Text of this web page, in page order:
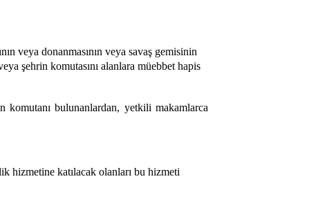
veya donanmasının veya savaş gemisinin
şehrin komutasını alanlara müebbet hapis
komutanı bulunanlardan, yetkili makamlarca
hizmetine katılacak olanları bu hizmeti